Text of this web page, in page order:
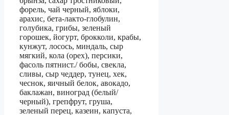
форель, чай черный, яблоки,
арахис, бета-лакто-глобулин,
голубика, грибы, зеленый
горошек, йогурт, брокколи, крабы,
кунжут, лосось, миндаль, сыр
мягкий, кола (орех), персики,
фасоль пятнист./ бобы, свекла,
сливы, сыр чеддер, тунец, хек,
чеснок, яичный белок, авокадо,
баклажан, виноград (белый/
черный), грепфрут, груша,
зеленый перец, казеин, капуста,